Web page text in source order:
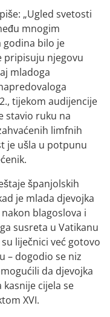
„Ugled svetosti
mnogim
godina bilo je
pripisuju njegovu
mladoga
tijekom audijencije
stavio ruku na
limfnih
je ušla u potpunu
španjolskih
je mlada djevojka
blagoslova i
susreta u Vatikanu
liječnici već gotovo
– dogodio se niz
da djevojka
cijela se
XVI.